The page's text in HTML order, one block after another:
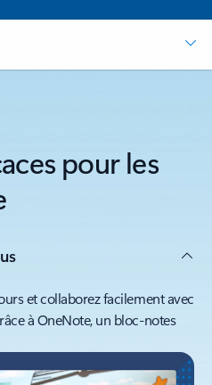
pour les
et collaborez facilement avec
à OneNote, un bloc-notes